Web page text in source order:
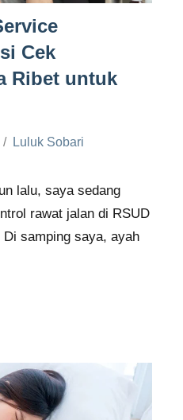
Cek
Ribet untuk
Luluk Sobari
lalu, saya sedang
rawat jalan di RSUD
samping saya, ayah